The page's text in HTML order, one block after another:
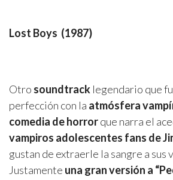
Lost Boys (1987)
Otro soundtrack legendario que
perfección con la atmósfera
comedia de horrorque narra el
vampiros adolescentes fans de
gustan de extraerle la sangre a sus
Justamente una gran versión a